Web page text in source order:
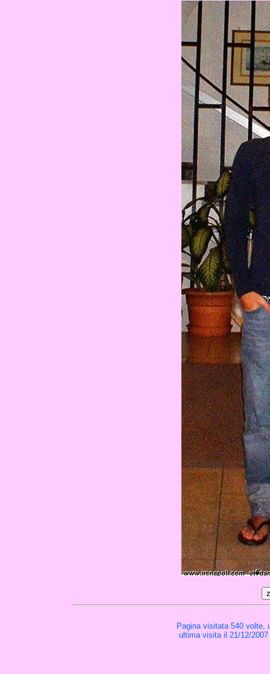
Pagina visitata 540 volte,
ultima visita il 21/12/